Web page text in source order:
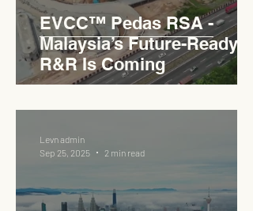
EVCC™ Pedas RSA -
Malaysia’s Future-Ready
R&R Is Coming
Levn admin
Sep 25, 2025
2 min read